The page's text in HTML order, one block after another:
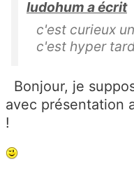
ludohum a écrit
c'est curieux
c'est hyper
Bonjour, je
avec présentation
!